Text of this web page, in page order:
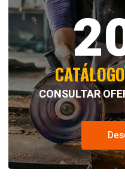
CONSULTAR